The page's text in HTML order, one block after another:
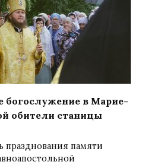
богослужение в Марие-
обители станицы
празднования памяти